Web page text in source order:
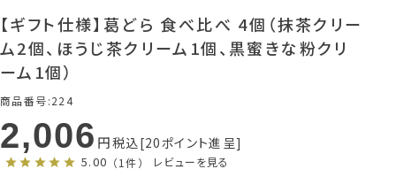
【ギフト仕様】葛どら 食べ比べ 4個（抹茶クリー
ム2個、ほうじ茶クリーム1個、黒蜜きな粉クリ
ーム1個）
商品番号 224
2,006 税込 20ポイント進呈
5.00 （1件） レビューを見る